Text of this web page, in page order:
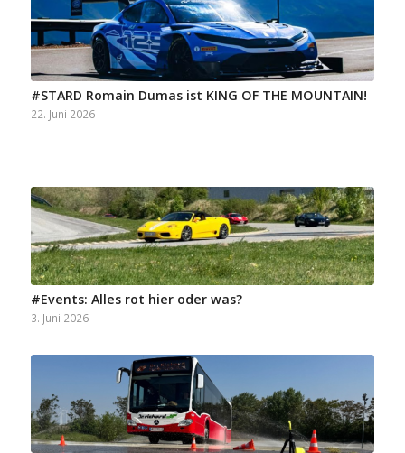
#STARD Romain Dumas ist KING OF THE MOUNTAIN!
22. Juni 2026
#Events: Alles rot hier oder was?
3. Juni 2026